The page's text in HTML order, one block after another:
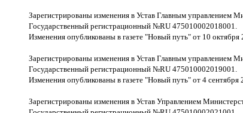
Зарегистрированы изменения в Устав Главным управлением
Государственный регистрационный №RU 475010002018001.
Изменения опубликованы в газете "Новый путь" от 10
Зарегистрированы изменения в Устав Главным управлением
Государственный регистрационный №RU 475010002019001.
Изменения опубликованы в газете "Новый путь" от 4 сентября
Зарегистрированы изменения в Устав Управлением